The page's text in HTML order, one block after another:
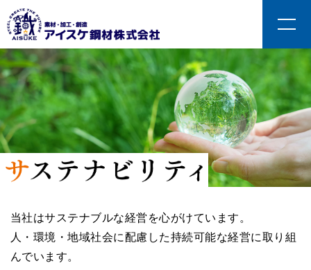
当社はサステナブルな経営を心がけています。
人・環境・地域社会に配慮した持続可能な経営に取り組
んでいます。